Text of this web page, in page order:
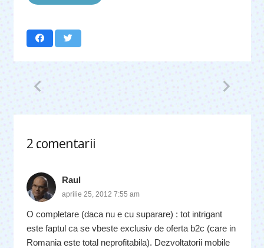
2 comentarii
.
Raul
aprilie 25, 2012 7:55 am
O completare (daca nu e cu suparare) : tot intrigant
este faptul ca se vbeste exclusiv de oferta b2c (care in
Romania este total neprofitabila). Dezvoltatorii mobile